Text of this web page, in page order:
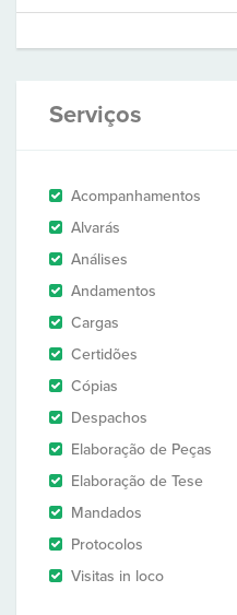
Serviços
Acompanhamentos
Alvarás
Análises
Andamentos
Cargas
Certidões
Cópias
Despachos
Elaboração de Peças
Elaboração de Tese
Mandados
Protocolos
Visitas in loco